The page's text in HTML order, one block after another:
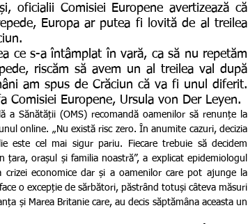
oficialii Comisiei Europene avertizează că
Europa ar putea fi lovită de al treilea
riscăm să avem un al treilea val după
am spus de Crăciun că va fi unul diferit.
Comisiei Europene, Ursula von Der Leyen.
online. „Nu există risc zero. În anumite cazuri, decizia
este cel mai sigur pariu. Fiecare trebuie să decidem
orașul și familia noastră”, a explicat epidemiologul
crizei economice dar și a oamenilor care pot ajunge la
o excepție de sărbători, păstrând totuși câteva măsuri
și Marea Britanie care, au decis săptămâna aceasta un